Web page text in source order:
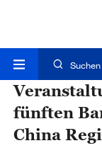
Suchen
fünften
China